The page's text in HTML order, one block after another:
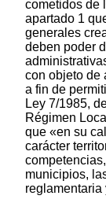
cometidos de
apartado 1
generales
deben poder
con objeto de
a fin de
Ley 7/1985,
Régimen
que «en su
carácter
municipios,
reglamentaria